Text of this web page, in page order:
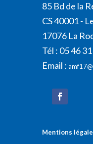
85 Bd de la
CS 40001 -
17076 La
Tél : 05 46
Email :
Mentions